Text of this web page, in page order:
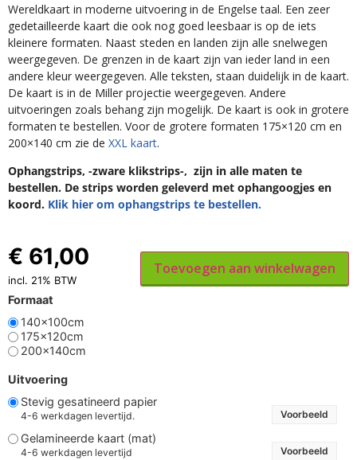
Wereldkaart in moderne uitvoering in de Engelse taal. Een zeer
gedetailleerde kaart die ook nog goed leesbaar is op de iets
kleinere formaten. Naast steden en landen zijn alle snelwegen
weergegeven. De grenzen in de kaart zijn van ieder land in een
andere kleur weergegeven. Alle teksten, staan duidelijk in de kaart.
De kaart is in de Miller projectie weergegeven. Andere
uitvoeringen zoals behang zijn mogelijk. De kaart is ook in grotere
formaten te bestellen. Voor de grotere formaten 175×120 cm en
200×140 cm zie de XXL kaart.
Ophangstrips, -zware klikstrips-, zijn in alle maten te
bestellen. De strips worden geleverd met ophangoogjes en
koord. Klik hier om ophangstrips te bestellen.
Formaat
140x100cm
175x120cm
200x140cm
Uitvoering
Stevig gesatineerd papier
4-6 werkdagen levertijd. Voorbeeld
Gelamineerde kaart (mat)
4-6 werkdagen levertijd Voorbeeld
€ 61,00
incl. 21% BTW
Toevoegen aan winkelwagen